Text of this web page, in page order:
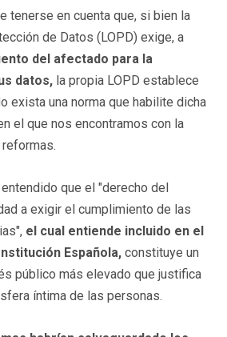
tenerse en cuenta que, si bien la
de Datos (LOPD) exige, a
del afectado para la
datos, la propia LOPD establece
exista una norma que habilite dicha
el que nos encontramos con la
que el "derecho del
a exigir el cumplimiento de las
el cual entiende incluido en el
Española, constituye un
público más elevado que justifica
íntima de las personas.